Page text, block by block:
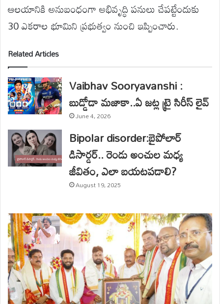
ఆలయానికి అనుబంధంగా అభివృద్ధి పనులు చేపట్టేందుకు
30 ఎకరాల భూమిని ప్రభుత్వం నుంచి ఇప్పించారు.
Related Articles
Vaibhav Sooryavanshi :
బుడ్డోడా మజాకా..ఏ జట్ల ట్రై సిరీస్ లైవ్
June 4, 2026
Bipolar disorder:బైపోలార్
డిసార్డర్.. రెండు అంచుల మధ్య
జీవితం, ఎలా బయటపడాలి?
August 19, 2025